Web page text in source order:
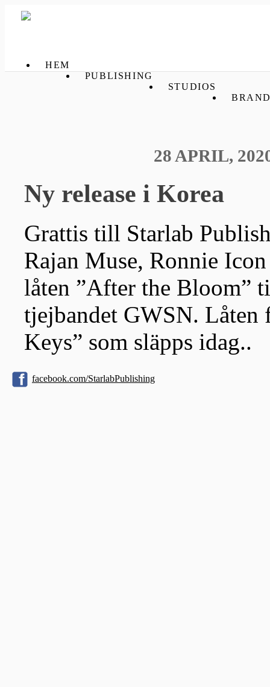
HEM
PUBLISHING
STUDIOS
28 APRIL,
Ny release i Korea
Grattis till Starlab
Rajan Muse, Ronnie
låten ”After the Bloom”
tjejbandet GWSN. Låten
Keys” som släpps idag..
facebook.com/StarlabPublishing